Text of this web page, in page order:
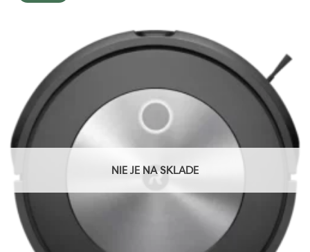
NIE JE NA SKLADE